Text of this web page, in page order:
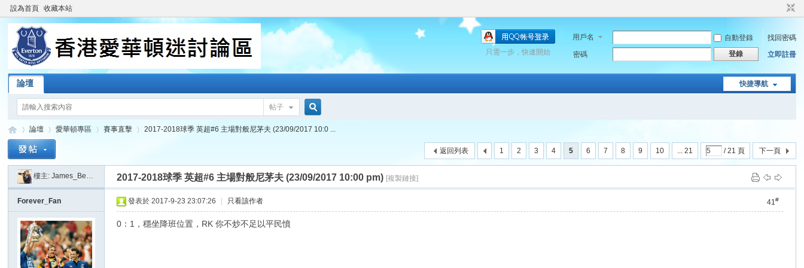
設為首頁 收藏本站
用戶名 自動登錄
找回密碼
密碼
登錄 立即註冊
只需一步，快速開始
快捷導航
論壇
帖子
搜
索
»
論壇
›
愛華頓專區
›
賽事直擊
›
2017-2018球季 英超#6 主場對般尼茅夫 (23/09/2017 10:0 ...
1 2 3 4 5 6 7 8 9 10 ... 21 / 21 頁 下一頁
返回列表
樓主:James_Beatkit 2017-2018球季 英超#6 主場對般尼茅夫 (23/09/2017 10:00 pm) [複製鏈接]
Forever_Fan 41#
發表於 2017-9-23 23:07:26 只看該作者
0：1，穩坐降班位置，RK 你不炒不足以平民憤